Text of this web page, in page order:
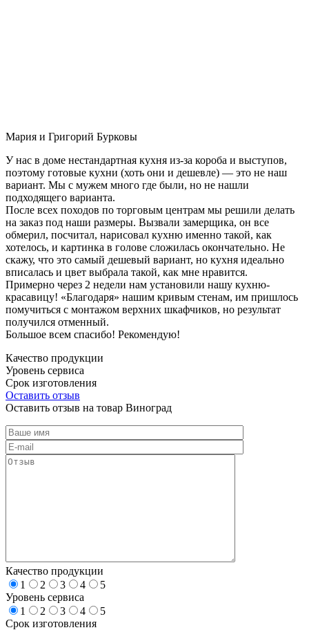
Мария и Григорий Бурковы
У нас в доме нестандартная кухня из-за короба и выступов,
поэтому готовые кухни (хоть они и дешевле) — это не наш
вариант. Мы с мужем много где были, но не нашли
подходящего варианта.
После всех походов по торговым центрам мы решили делать
на заказ под наши размеры. Вызвали замерщика, он все
обмерил, посчитал, нарисовал кухню именно такой, как
хотелось, и картинка в голове сложилась окончательно. Не
скажу, что это самый дешевый вариант, но кухня идеально
вписалась и цвет выбрала такой, как мне нравится.
Примерно через 2 недели нам установили нашу кухню-
красавицу! «Благодаря» нашим кривым стенам, им пришлось
помучиться с монтажом верхних шкафчиков, но результат
получился отменный.
Большое всем спасибо! Рекомендую!
Качество продукции
Уровень сервиса
Срок изготовления
Оставить отзыв
Оставить отзыв на товар Виноград
Качество продукции
1
2 3 4
5
Уровень сервиса
1
2 3 4
5
Срок изготовления